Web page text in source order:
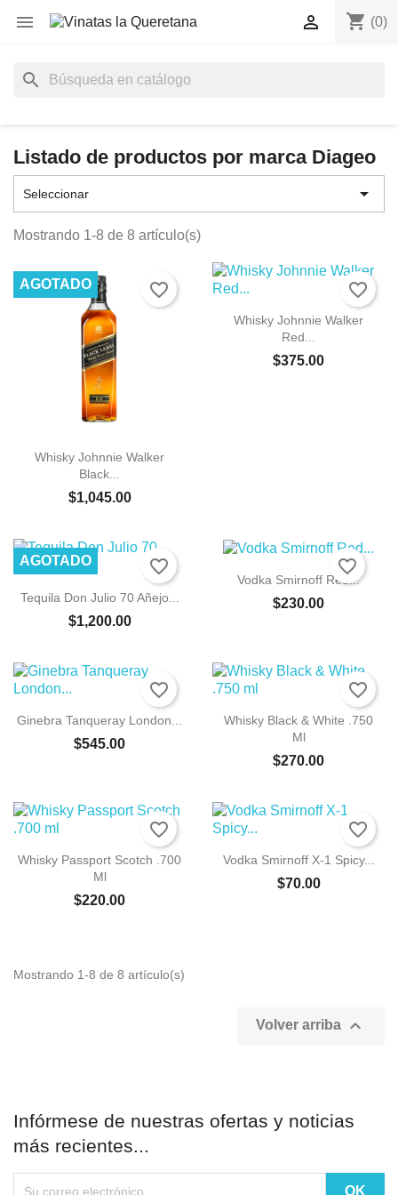
 shopping_cart (0)

search
Listado de productos por marca Diageo
Seleccionar 
Mostrando 1-8 de 8 artículo(s)
Whisky Johnnie Walker
Black...
$1,045.00
AGOTADO favorite_border
Whisky Johnnie Walker
Red...
$375.00
favorite_border
Tequila Don Julio 70 Añejo...
$1,200.00
AGOTADO favorite_border
Vodka Smirnoff Red...
$230.00
favorite_border
Ginebra Tanqueray London...
$545.00
favorite_border
Whisky Black & White .750
Ml
$270.00
favorite_border
Whisky Passport Scotch .700
Ml
$220.00
favorite_border
Vodka Smirnoff X-1 Spicy...
$70.00
favorite_border
Mostrando 1-8 de 8 artículo(s)
Volver arriba 
Infórmese de nuestras ofertas y noticias
más recientes...